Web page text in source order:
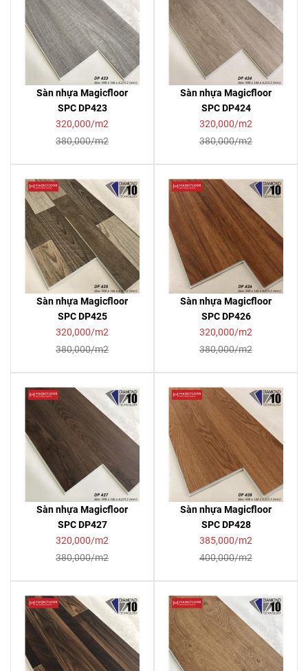
Sàn nhựa Magicfloor
SPC DP423
320,000/m2
380,000/m2
Sàn nhựa Magicfloor
SPC DP424
320,000/m2
380,000/m2
Sàn nhựa Magicfloor
SPC DP425
320,000/m2
380,000/m2
Sàn nhựa Magicfloor
SPC DP426
320,000/m2
380,000/m2
Sàn nhựa Magicfloor
SPC DP427
320,000/m2
380,000/m2
Sàn nhựa Magicfloor
SPC DP428
385,000/m2
400,000/m2